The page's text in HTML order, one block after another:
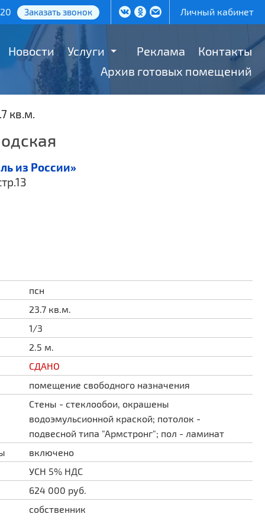
Заказать звонок Личный кабинет
Новости Услуги Реклама
Контакты
Архив готовых помещений
кв.м.
из России»
псн
23.7 кв.м.
1/3
2.5 м.
СДАНО
помещение свободного назначения
Стены - стеклообои, окрашены
водоэмульсионной краской; потолок -
подвесной типа "Армстронг"; пол - ламинат
включено
УСН 5% НДС
624 000 руб.
собственник